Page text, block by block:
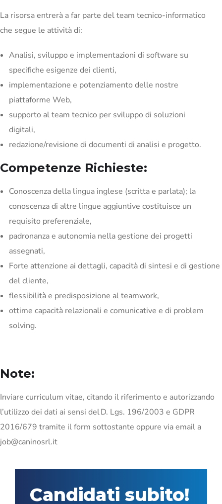
La risorsa entrerà a far parte del team tecnico-informatico
che segue le attività di:
Analisi, sviluppo e implementazioni di software su
specifiche esigenze dei clienti,
implementazione e potenziamento delle nostre
piattaforme Web,
supporto al team tecnico per sviluppo di soluzioni
digitali,
redazione/revisione di documenti di analisi e progetto.
Competenze Richieste:
Conoscenza della lingua inglese (scritta e parlata); la
conoscenza di altre lingue aggiuntive costituisce un
requisito preferenziale,
padronanza e autonomia nella gestione dei progetti
assegnati,
Forte attenzione ai dettagli, capacità di sintesi e di gestione
del cliente,
flessibilità e predisposizione al teamwork,
ottime capacità relazionali e comunicative e di problem
solving.
Note:
Inviare curriculum vitae, citando il riferimento e autorizzando
l’utilizzo dei dati ai sensi del D. Lgs. 196/2003 e GDPR
2016/679 tramite il form sottostante oppure via email a
job@caninosrl.it
Candidati subito!